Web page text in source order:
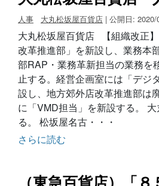
人事 大丸松坂屋百貨店 | 公開日:
大丸松坂屋百貨店 【組織改正
改革推進部」を新設し、業務本
部RAP・業務革新担当の業務を
止する。経営企画室には「デジ
設し、地方郊外店改革推進部は
に「VMD担当」を新設する。
る。 松坂屋名古・・・
さらに読む